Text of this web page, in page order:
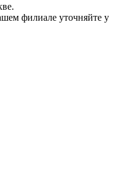
филиале уточняйте у